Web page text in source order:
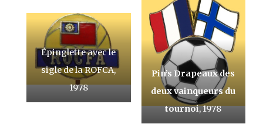
Épinglette avec le
sigle de la ROFCA,
1978
Pin’s Drapeaux des
deux vainqueurs du
tournoi, 1978